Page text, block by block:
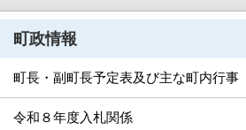
町政情報
町長・副町長予定表及び主な町内行事
令和８年度入札関係